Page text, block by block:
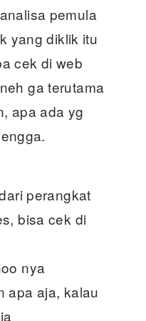
pemula
yang diklik itu
cek di web
ga terutama
apa ada yg
perangkat
bisa cek di
nya
apa aja, kalau